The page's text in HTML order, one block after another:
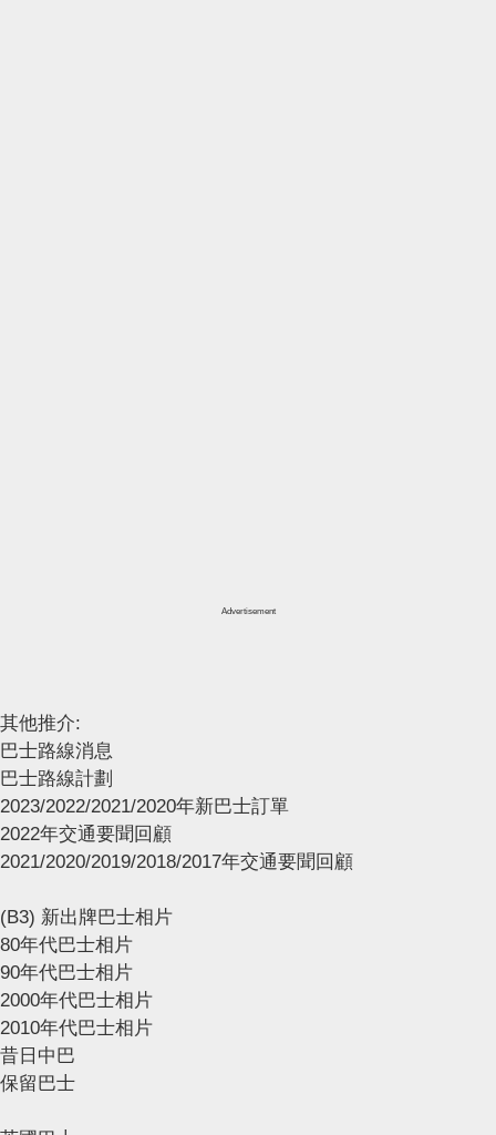
Advertisement
其他推介:
巴士路線消息
巴士路線計劃
2023/2022/2021/2020年新巴士訂單
2022年交通要聞回顧
2021/2020/2019/2018/2017年交通要聞回顧
(B3) 新出牌巴士相片
80年代巴士相片
90年代巴士相片
2000年代巴士相片
2010年代巴士相片
昔日中巴
保留巴士